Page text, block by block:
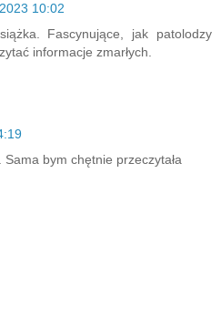
10:02
Fascynujące, jak patolodzy
informacje zmarłych.
bym chętnie przeczytała